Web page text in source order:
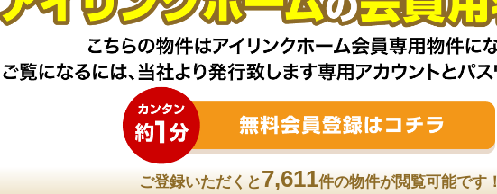
ご登録いただくと7,611件の物件が閲覧可能です！